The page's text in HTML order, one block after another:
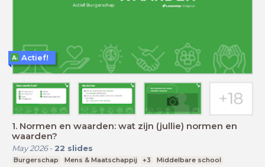
1. Normen en waarden: wat zijn (jullie) normen en
waarden?
May 2026- 22 slides
Burgerschap Mens & Maatschappij +3
Middelbare school
Actief!